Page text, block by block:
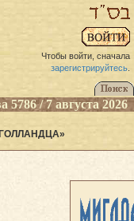
Чтобы войти, сначала
зарегистрируйтесь.
5786 / 7 августа 2026